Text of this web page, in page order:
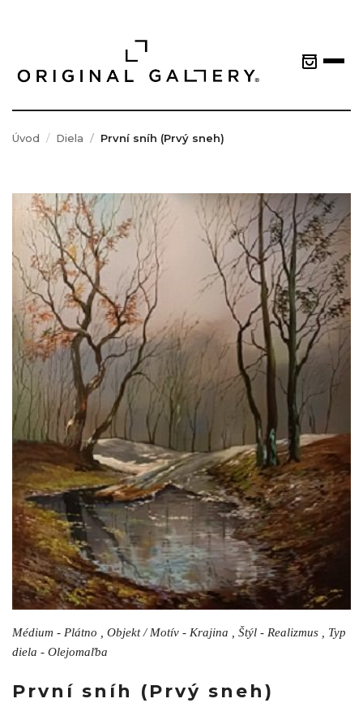
Úvod Diela První sníh (Prvý sneh)
Médium - Plátno , Objekt / Motív - Krajina , Štýl - Realizmus , Typ
diela - Olejomaľba
První sníh (Prvý sneh)